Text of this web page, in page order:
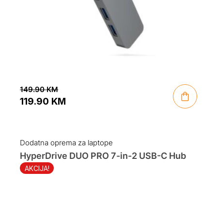
149.90KM
was:
149.90 KM.
119.90 KM
is:
119.90 KM.
Dodatna oprema za laptope
AKCIJA!
HyperDrive DUO PRO 7-in-2 USB-C Hub